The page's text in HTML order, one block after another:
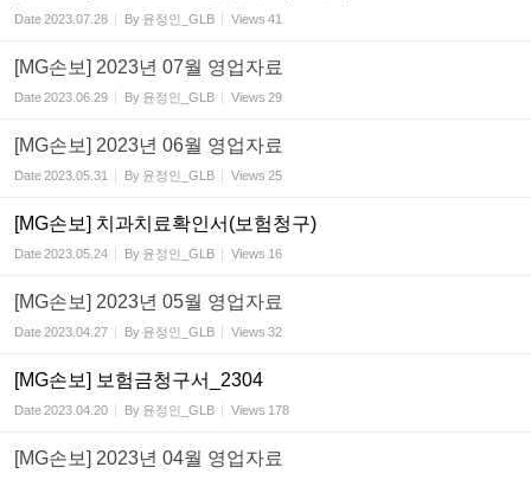
Date2023.07.28 By 윤정인_GLB Views 41
[MG손보] 2023년 07월 영업자료
Date2023.06.29 By 윤정인_GLB Views 29
[MG손보] 2023년 06월 영업자료
Date2023.05.31 By 윤정인_GLB Views 25
[MG손보] 치과치료확인서(보험청구)
Date2023.05.24 By 윤정인_GLB Views 16
[MG손보] 2023년 05월 영업자료
Date2023.04.27 By 윤정인_GLB Views 32
[MG손보] 보험금청구서_2304
Date2023.04.20 By 윤정인_GLB Views 178
[MG손보] 2023년 04월 영업자료